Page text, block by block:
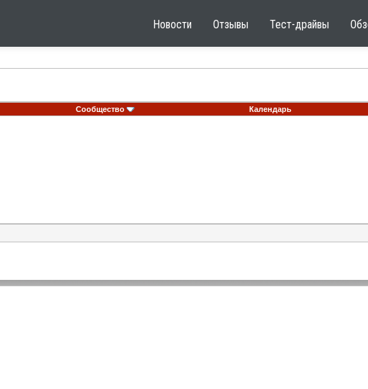
Новости Отзывы Тест-драйвы
Сообщество Календарь